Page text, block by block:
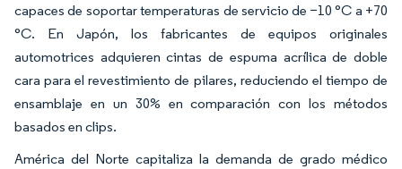
capaces de soportar temperaturas de servicio de −10 °C a +70
°C. En Japón, los fabricantes de equipos originales
automotrices adquieren cintas de espuma acrílica de doble
cara para el revestimiento de pilares, reduciendo el tiempo de
ensamblaje en un 30% en comparación con los métodos
basados en clips.
América del Norte capitaliza la demanda de grado médico